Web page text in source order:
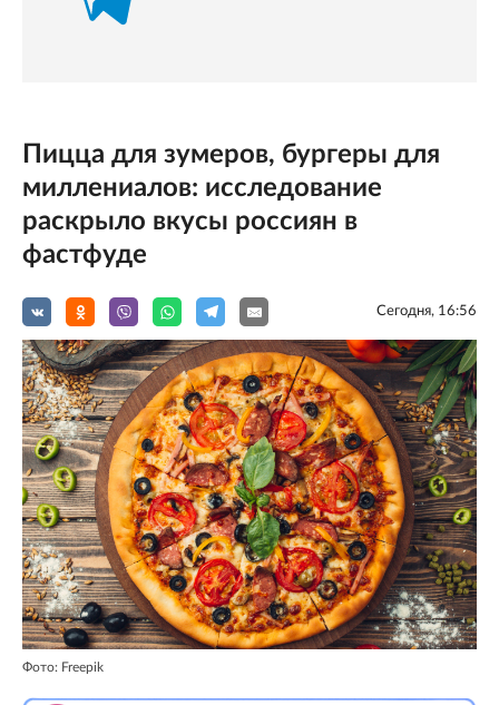
Пицца для зумеров, бургеры для
миллениалов: исследование
раскрыло вкусы россиян в
фастфуде
Сегодня, 16:56
Фото: Freepik